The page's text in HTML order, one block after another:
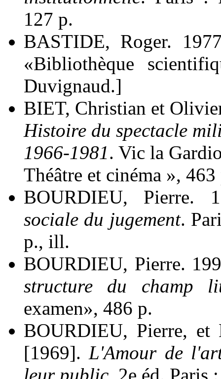
127 p.
BASTIDE, Roger.
«Bibliothèque
Duvignaud.]
BIET, Christian et
Histoire du spectacle
1966-1981. Vic la
Théâtre et cinéma », 463
BOURDIEU, Pierre.
sociale du jugement.
p., ill.
BOURDIEU, Pierre.
structure du champ
examen», 486 p.
BOURDIEU, Pierre, et
[1969].L'Amour de